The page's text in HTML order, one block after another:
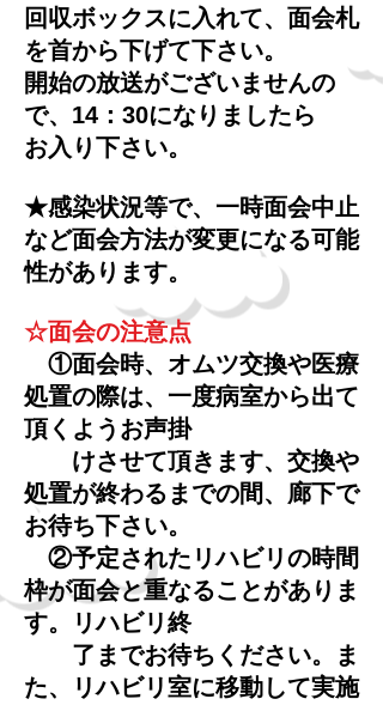
回収ボックスに入れて、面会札
を首から下げて下さい。
開始の放送がございませんの
で、14：30になりましたら
お入り下さい。
★感染状況等で、一時面会中止
など面会方法が変更になる可能
性があります。
☆面会の注意点
①面会時、オムツ交換や医療
処置の際は、一度病室から出て
頂くようお声掛
けさせて頂きます、交換や
処置が終わるまでの間、廊下で
お待ち下さい。
②予定されたリハビリの時間
枠が面会と重なることがありま
す。リハビリ終
了までお待ちください。ま
た、リハビリ室に移動して実施